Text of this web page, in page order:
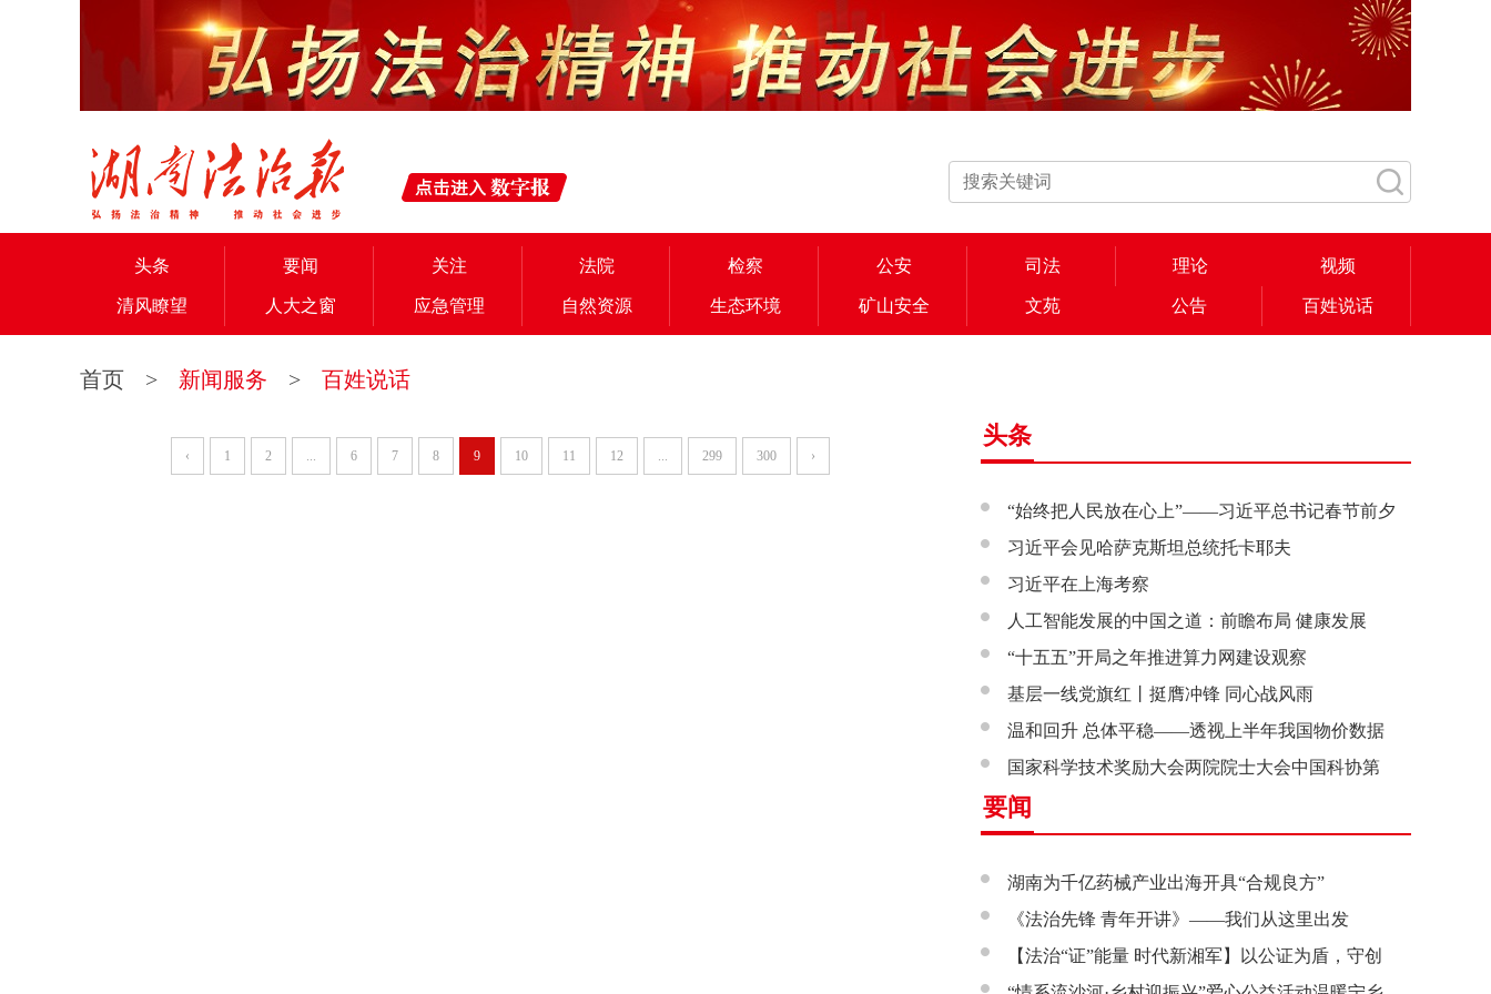
头条 要闻 关注 法院 检察 公安 司法 理论 视频
清风瞭望 人大之窗 应急管理 自然资源 生态环境 矿山安全 文苑 公告 百姓说话
首页 > 新闻服务 > 百姓说话
‹ 1 2 ... 6 7 8 9 10 11 12 ... 299 300 ›
头条
“始终把人民放在心上”——习近平总书记春节前夕
赴辽宁看望慰问基层干部群众纪实
习近平会见哈萨克斯坦总统托卡耶夫
习近平在上海考察
人工智能发展的中国之道：前瞻布局 健康发展
“十五五”开局之年推进算力网建设观察
基层一线党旗红丨挺膺冲锋 同心战风雨
温和回升 总体平稳——透视上半年我国物价数据
国家科学技术奖励大会两院院士大会中国科协第
十一次全国代表大会在京召开
要闻
湖南为千亿药械产业出海开具“合规良方”
《法治先锋 青年开讲》——我们从这里出发
【法治“证”能量 时代新湘军】以公证为盾，守创